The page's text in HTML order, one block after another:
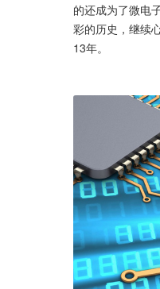
的还成为了微电
彩的历史，继续
13年。